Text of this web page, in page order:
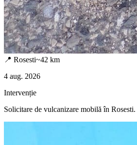
📍 Rosesti~42 km
4 aug. 2026
Intervenție
Solicitare de vulcanizare mobilă în Rosesti.